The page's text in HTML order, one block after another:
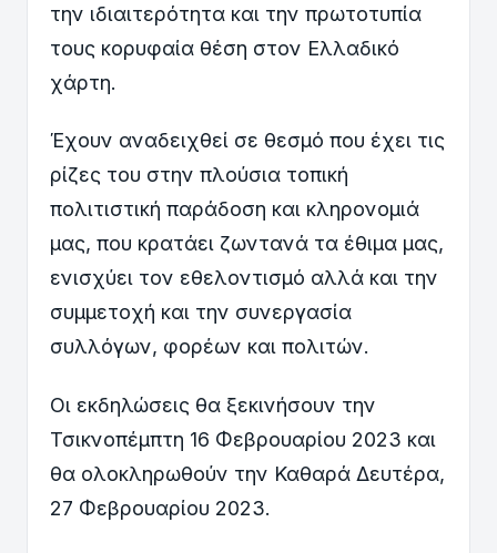
την ιδιαιτερότητα και την πρωτοτυπία
τους κορυφαία θέση στον Ελλαδικό
χάρτη.
Έχουν αναδειχθεί σε θεσμό που έχει τις
ρίζες του στην πλούσια τοπική
πολιτιστική παράδοση και κληρονομιά
μας, που κρατάει ζωντανά τα έθιμα μας,
ενισχύει τον εθελοντισμό αλλά και την
συμμετοχή και την συνεργασία
συλλόγων, φορέων και πολιτών.
Οι εκδηλώσεις θα ξεκινήσουν την
Τσικνοπέμπτη 16 Φεβρουαρίου 2023 και
θα ολοκληρωθούν την Καθαρά Δευτέρα,
27 Φεβρουαρίου 2023.